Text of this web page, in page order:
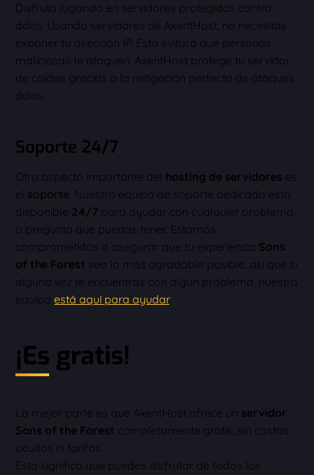
Disfruta jugando en servidores protegidos contra
ddos. Usando servidores de AxentHost, no necesitas
exponer tu dirección IP. Esto evitará que personas
maliciosas te ataquen. AxentHost protege tu servidor
de caídas gracias a la mitigación perfecta de ataques
ddos.
Soporte 24/7
Otro aspecto importante del hosting de servidores es
el soporte. Nuestro equipo de soporte dedicado está
disponible 24/7 para ayudar con cualquier problema
o pregunta que puedas tener. Estamos
comprometidos a asegurar que tu experiencia Sons
of the Forest sea lo más agradable posible, así que si
alguna vez te encuentras con algún problema, nuestro
equipoestá aquí para ayudar.
¡Es gratis!
La mejor parte es que AxentHost ofrece un servidor
Sons of the Forest completamente gratis, sin costos
ocultos ni tarifas.
Esto significa que puedes disfrutar de todos los